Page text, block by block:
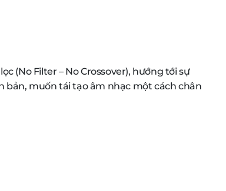
(No Filter – No Crossover), hướng tới sự
bản, muốn tái tạo âm nhạc một cách chân